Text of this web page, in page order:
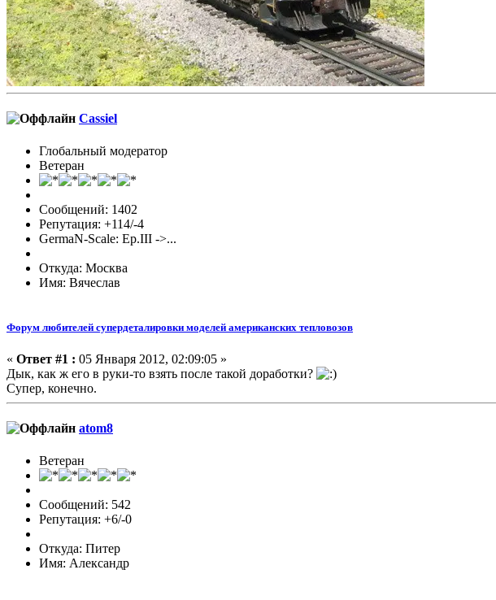
Cassiel
Глобальный модератор
Ветеран
Сообщений: 1402
Репутация: +114/-4
GermaN-Scale: Ep.III ->...
Откуда: Москва
Имя: Вячеслав
Форум любителей супердеталировки моделей американских тепловозов
« Ответ #1 : 05 Января 2012, 02:09:05 »
Дык, как ж его в руки-то взять после такой доработки?
Супер, конечно.
atom8
Ветеран
Сообщений: 542
Репутация: +6/-0
Откуда: Питер
Имя: Александр